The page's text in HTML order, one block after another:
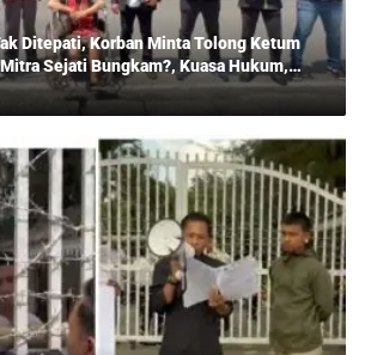
Ditepati, Korban Minta Tolong Ketum
Sejati Bungkam?, Kuasa Hukum,
Julita Cari Keadilan